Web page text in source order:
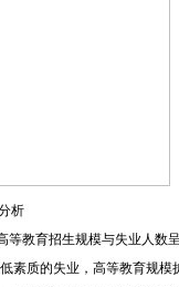
析
教育招生规模与失业人
素质的失业，高等教育规